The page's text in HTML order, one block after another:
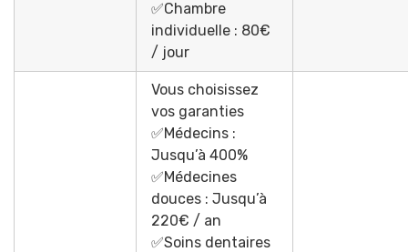
✅Chambre
individuelle : 80€
/ jour
Vous choisissez
vos garanties
✅Médecins :
Jusqu’à 400%
✅Médecines
douces : Jusqu’à
220€ / an
✅Soins dentaires